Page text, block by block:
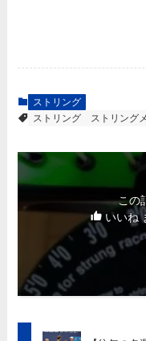
ストリング
ストリング
ストリング
この
いいね